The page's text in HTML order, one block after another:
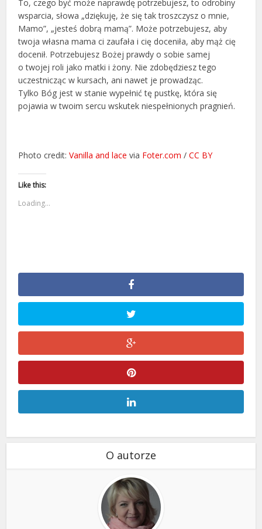
To, czego być może naprawdę potrzebujesz, to odrobiny
wsparcia, słowa „dziękuję, że się tak troszczysz o mnie,
Mamo”, „jesteś dobrą mamą”. Może potrzebujesz, aby
twoja własna mama ci zaufała i cię doceniła, aby mąż cię
docenił. Potrzebujesz Bożej prawdy o sobie samej
o twojej roli jako matki i żony. Nie zdobędziesz tego
uczestnicząc w kursach, ani nawet je prowadząc.
Tylko Bóg jest w stanie wypełnić tę pustkę, która się
pojawia w twoim sercu wskutek niespełnionych pragnień.
Photo credit:Vanilla and lace via Foter.com /CC BY
Like this:
Loading...
O autorze